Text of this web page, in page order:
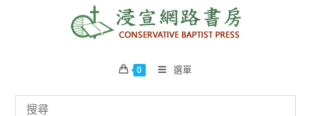
0 選單